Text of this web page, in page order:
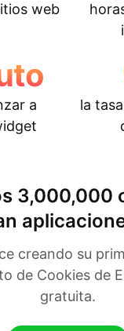
web
a
la
3,000,000
creando su
de Cookies de
gratuita.